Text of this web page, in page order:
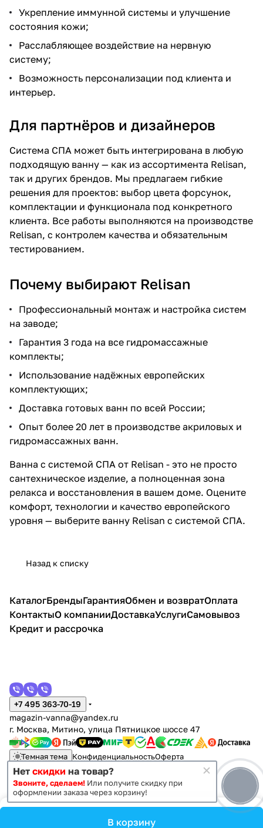
Укрепление иммунной системы и улучшение
состояния кожи;
Расслабляющее воздействие на нервную
систему;
Возможность персонализации под клиента и
интерьер.
Для партнёров и дизайнеров
Система СПА может быть интегрирована в любую
подходящую ванну — как из ассортимента Relisan,
так и других брендов. Мы предлагаем гибкие
решения для проектов: выбор цвета форсунок,
комплектации и функционала под конкретного
клиента. Все работы выполняются на производстве
Relisan, с контролем качества и обязательным
тестированием.
Почему выбирают Relisan
Профессиональный монтаж и настройка систем
на заводе;
Гарантия 3 года на все гидромассажные
комплекты;
Использование надёжных европейских
комплектующих;
Доставка готовых ванн по всей России;
Опыт более 20 лет в производстве акриловых и
гидромассажных ванн.
Ванна с системой СПА от Relisan - это не просто
сантехническое изделие, а полноценная зона
релакса и восстановления в вашем доме. Оцените
комфорт, технологии и качество европейского
уровня — выберите ванну Relisan с системой СПА.
Назад к списку
В корзину
КаталогБрендыГарантияОбмен и возвратОплата
КонтактыО компанииДоставкаУслугиСамовывоз
Кредит и рассрочка
+7 495 363-70-19
magazin-vanna@yandex.ru
г. Москва, Митино, улица Пятницкое шоссе 47
Темная тема КонфиденциальностьОферта
© 2011 - 2026 Vanna-vanna.ru
Нет скидки на товар?
Звоните, сделаем! Или получите скидку при
оформлении заказа через корзину!